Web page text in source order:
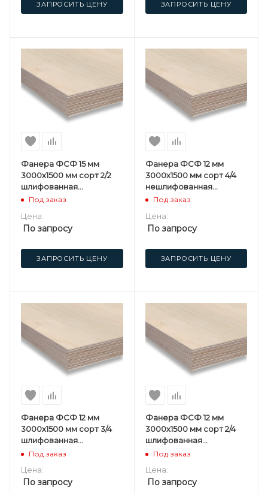
ЗАПРОСИТЬ ЦЕНУ ЗАПРОСИТЬ ЦЕНУ
Фанера ФСФ 15 мм
3000х1500 мм сорт 2/2
шлифованная
березовая
Под заказ
Цена:
По запросу
ЗАПРОСИТЬ ЦЕНУ
Фанера ФСФ 12 мм
3000х1500 мм сорт 4/4
нешлифованная
березовая
Под заказ
Цена:
По запросу
ЗАПРОСИТЬ ЦЕНУ
Фанера ФСФ 12 мм
3000х1500 мм сорт 3/4
шлифованная
березовая
Под заказ
Цена:
По запросу
Фанера ФСФ 12 мм
3000х1500 мм сорт 2/4
шлифованная
березовая
Под заказ
Цена:
По запросу